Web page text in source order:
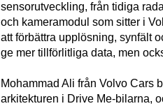
sensorutveckling, från tidiga
och kameramodul som sitter i
att förbättra upplösning, synfält
ge mer tillförlitliga data, men
Mohammad Ali från Volvo Cars
arkitekturen i Drive Me-bilarna,